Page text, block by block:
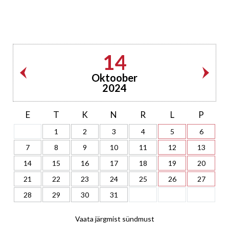
14
Oktoober
2024
E T K N R L P
1 2 3 4 5
6
7
8 9 10 11 12
13
14
15 16 17 18 19
20
21
22 23 24 25 26
27
28
29 30 31
Vaata järgmist sündmust